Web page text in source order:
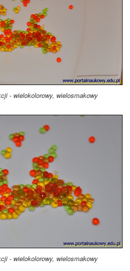
- wielokolorowy, wielosmakowy
- wielokolorowy, wielosmakowy